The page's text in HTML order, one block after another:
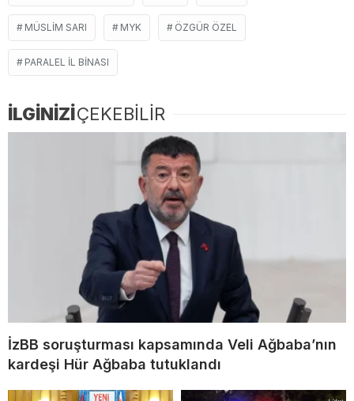
MÜSLIM SARI MYK ÖZGÜR ÖZEL
PARALEL IL BINASI
İLGİNİZİÇEKEBİLİR
İzBB soruşturması kapsamında Veli Ağbaba’nın
kardeşi Hür Ağbaba tutuklandı